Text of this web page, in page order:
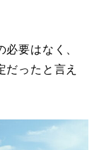
要はなく、
ったと言え